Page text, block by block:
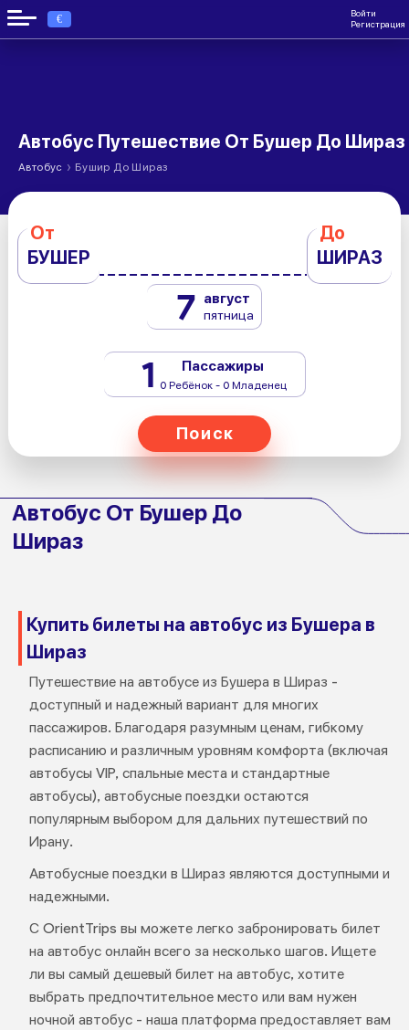
€
Войти
Регистрация
Автобус Путешествие От Бушер До Шираз
Автобус › Бушир До Шираз
От
БУШЕР
До
ШИРАЗ
7 август
пятница
1 Пассажиры
0 Ребёнок - 0 Младенец
Поиск
Автобус От Бушер До
Шираз
Купить билеты на автобус из Бушера в
Шираз
Путешествие на автобусе из Бушера в Шираз -
доступный и надежный вариант для многих
пассажиров. Благодаря разумным ценам, гибкому
расписанию и различным уровням комфорта (включая
автобусы VIP, спальные места и стандартные
автобусы), автобусные поездки остаются
популярным выбором для дальних путешествий по
Ирану.
Автобусные поездки в Шираз являются доступными и
надежными.
С OrientTrips вы можете легко забронировать билет
на автобус онлайн всего за несколько шагов. Ищете
ли вы самый дешевый билет на автобус, хотите
выбрать предпочтительное место или вам нужен
ночной автобус - наша платформа предоставляет вам